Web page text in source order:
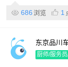
686 浏览 1
东京品川
14:00家族
厨师/服务